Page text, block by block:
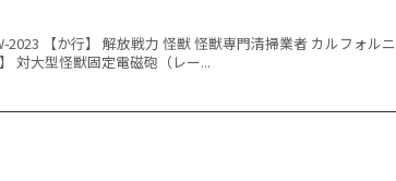
2023 【か行】 解放戦力 怪獣 怪獣専門清掃業者 カルフォルニ
対大型怪獣固定電磁砲（レー...